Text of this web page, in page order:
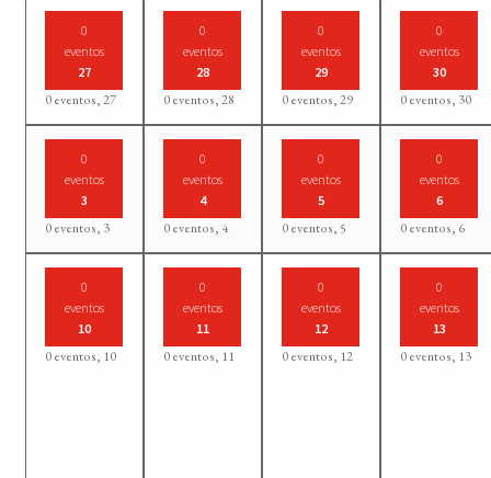
0
eventos
27
0 eventos,27
0
eventos
28
0 eventos,28
0
eventos
29
0 eventos,29
0
eventos
30
0 eventos, 30
0
eventos
3
0 eventos, 3
0
eventos
4
0 eventos, 4
0
eventos
5
0 eventos,5
0
eventos
6
0 eventos, 6
0
eventos
10
0 eventos, 10
0
eventos
11
0 eventos, 11
0
eventos
12
0 eventos, 12
0
eventos
13
0 eventos, 13